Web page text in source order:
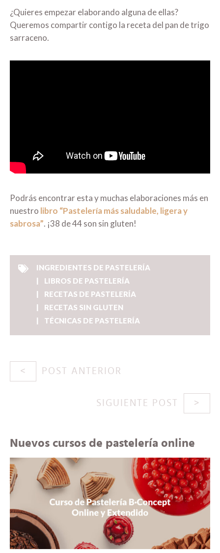
¿Quieres empezar elaborando alguna de ellas?
Queremos compartir contigo la receta del pan de trigo
sarraceno.
Podrás encontrar esta y muchas elaboraciones más en
nuestro libro “Pastelería más saludable, ligera y
sabrosa”. ¡38 de 44 son sin gluten!
INGREDIENTES DE PASTELERÍA
LIBROS DE PASTELERÍA
RECETAS DE PASTELERÍA
RECETAS SIN GLUTEN
TÉCNICAS DE PASTELERÍA
POST ANTERIOR
SIGUIENTE POST
Nuevos cursos de pastelería online